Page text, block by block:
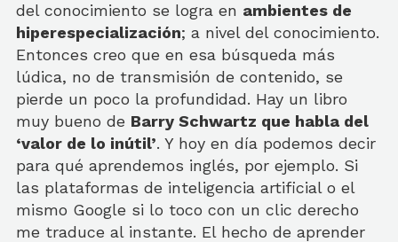
del conocimiento se logra en ambientes de
hiperespecialización; a nivel del conocimiento.
Entonces creo que en esa búsqueda más
lúdica, no de transmisión de contenido, se
pierde un poco la profundidad. Hay un libro
muy bueno de Barry Schwartz que habla del
‘valor de lo inútil’. Y hoy en día podemos decir
para qué aprendemos inglés, por ejemplo. Si
las plataformas de inteligencia artificial o el
mismo Google si lo toco con un clic derecho
me traduce al instante. El hecho de aprender